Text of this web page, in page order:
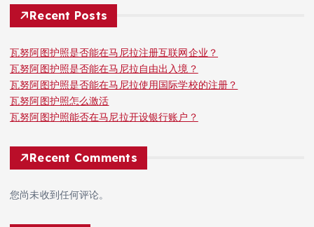
Recent Posts
瓦努阿图护照是否能在马尼拉注册互联网企业？
瓦努阿图护照是否能在马尼拉自由出入境？
瓦努阿图护照是否能在马尼拉使用国际学校的注册？
瓦努阿图护照怎么激活
瓦努阿图护照能否在马尼拉开设银行账户？
Recent Comments
您尚未收到任何评论。